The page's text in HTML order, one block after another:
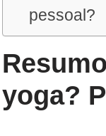
pessoal?
yoga?